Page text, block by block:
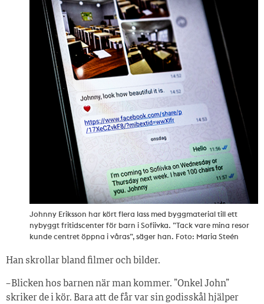
Johnny Eriksson har kört flera lass med byggmaterial till ett
nybyggt fritidscenter för barn i Sofiivka. ”Tack vare mina resor
kunde centret öppna i våras”, säger han. Foto: Maria Steén
Han skrollar bland filmer och bilder.
– Blicken hos barnen när man kommer. ”Onkel John”
skriker de i kör. Bara att de får var sin godisskål hjälper